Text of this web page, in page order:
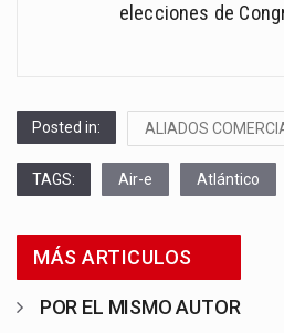
elecciones de
Posted in: ALIADOS
TAGS: Air-e Atlántico
MÁS ARTICULOS
POR EL MISMO AUTOR